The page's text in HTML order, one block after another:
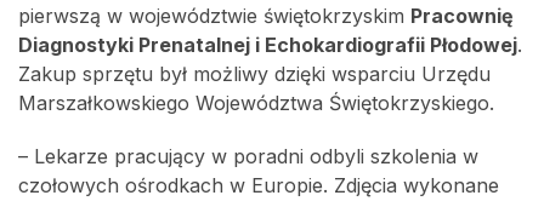
pierwszą w województwie świętokrzyskim Pracownię
Diagnostyki Prenatalnej i Echokardiografii Płodowej.
Zakup sprzętu był możliwy dzięki wsparciu Urzędu
Marszałkowskiego Województwa Świętokrzyskiego.
– Lekarze pracujący w poradni odbyli szkolenia w
czołowych ośrodkach w Europie. Zdjęcia wykonane